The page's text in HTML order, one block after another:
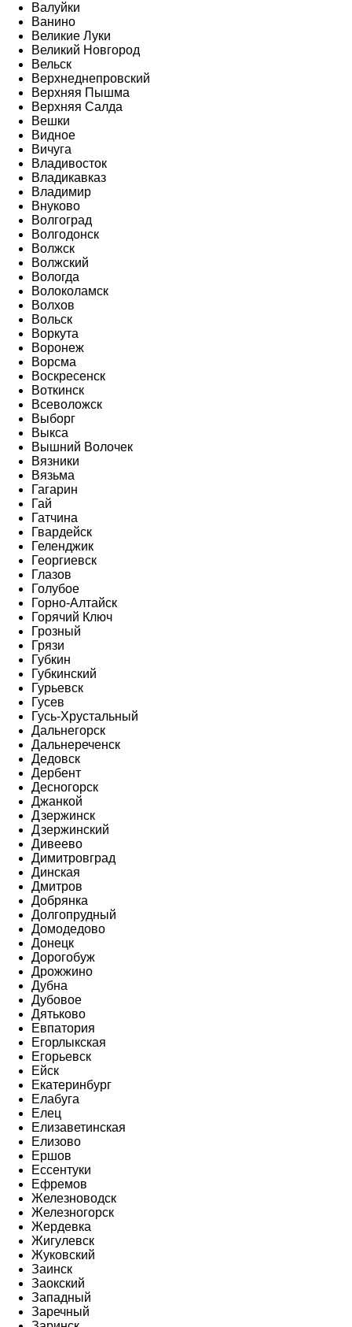
Валуйки
Ванино
Великие Луки
Великий Новгород
Вельск
Верхнеднепровский
Верхняя Пышма
Верхняя Салда
Вешки
Видное
Вичуга
Владивосток
Владикавказ
Владимир
Внуково
Волгоград
Волгодонск
Волжск
Волжский
Вологда
Волоколамск
Волхов
Вольск
Воркута
Воронеж
Ворсма
Воскресенск
Воткинск
Всеволожск
Выборг
Выкса
Вышний Волочек
Вязники
Вязьма
Гагарин
Гай
Гатчина
Гвардейск
Геленджик
Георгиевск
Глазов
Голубое
Горно-Алтайск
Горячий Ключ
Грозный
Грязи
Губкин
Губкинский
Гурьевск
Гусев
Гусь-Хрустальный
Дальнегорск
Дальнереченск
Дедовск
Дербент
Десногорск
Джанкой
Дзержинск
Дзержинский
Дивеево
Димитровград
Динская
Дмитров
Добрянка
Долгопрудный
Домодедово
Донецк
Дорогобуж
Дрожжино
Дубна
Дубовое
Дятьково
Евпатория
Егорлыкская
Егорьевск
Ейск
Екатеринбург
Елабуга
Елец
Елизаветинская
Елизово
Ершов
Ессентуки
Ефремов
Железноводск
Железногорск
Жердевка
Жигулевск
Жуковский
Заинск
Заокский
Западный
Заречный